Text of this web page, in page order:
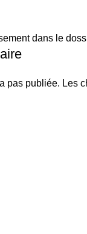
dans le
pas publiée. Les